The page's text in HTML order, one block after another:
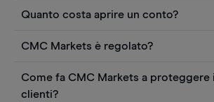
Quanto costa aprire un conto?
Puoi anche visualizzare gratuitamente
utilizzare strumenti come grafici,
o rapporti quantitativi sui titoli azionari
CMC Markets è regolato?
regolamentato dall'Autorità federale
Come fa CMC Markets a proteggere
clienti?